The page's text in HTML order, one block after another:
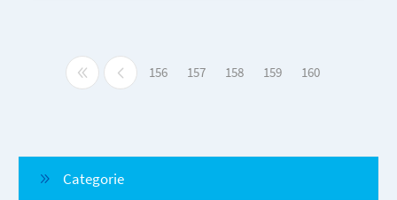
156 157 158 159 160
Categorie